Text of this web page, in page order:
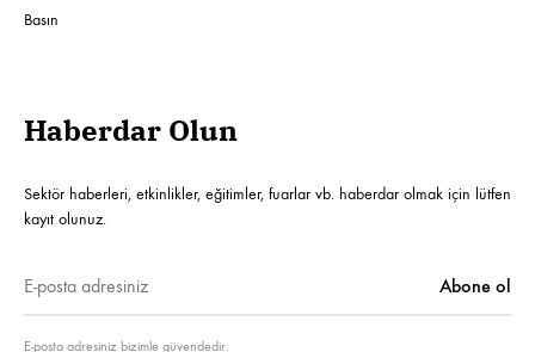
Basın
Haberdar Olun
Sektör haberleri, etkinlikler, eğitimler, fuarlar vb. haberdar olmak için lütfen
kayıt olunuz.
E-posta adresiniz bizimle güvendedir.